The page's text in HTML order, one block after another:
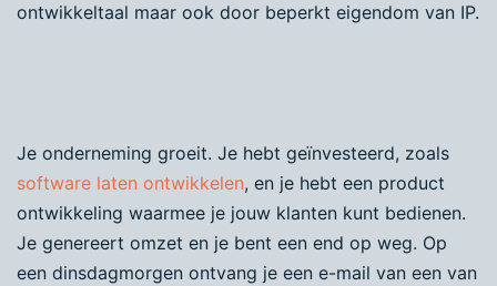
ontwikkeltaal maar ook door beperkt eigendom van IP.
Je onderneming groeit. Je hebt geïnvesteerd, zoals
software laten ontwikkelen, en je hebt een product
ontwikkeling waarmee je jouw klanten kunt bedienen.
Je genereert omzet en je bent een end op weg. Op
een dinsdagmorgen ontvang je een e-mail van een van